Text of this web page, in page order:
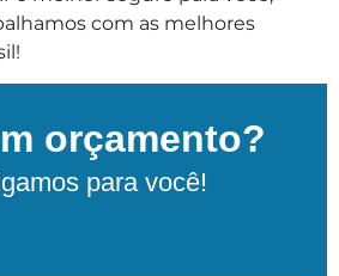
com as melhores
orçamento?
para você!